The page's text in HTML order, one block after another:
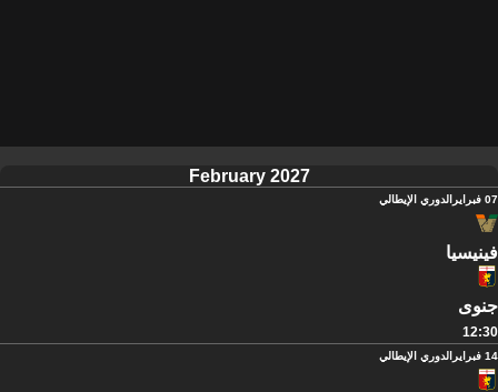
February 2027
07 فبراير الدوري الإيطالي
فينيسيا
جنوى
12:30
14 فبراير الدوري الإيطالي